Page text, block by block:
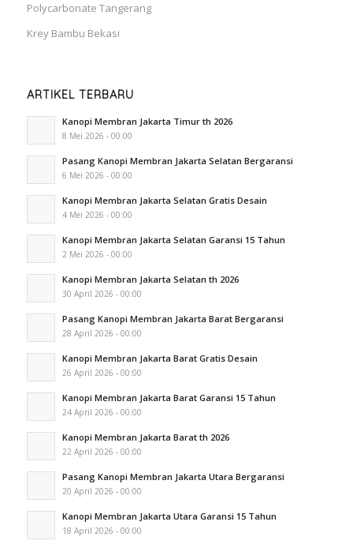
Polycarbonate Tangerang
Krey Bambu Bekasi
ARTIKEL TERBARU
Kanopi Membran Jakarta Timur th 2026
8 Mei 2026 - 00:00
Pasang Kanopi Membran Jakarta Selatan Bergaransi
6 Mei 2026 - 00:00
Kanopi Membran Jakarta Selatan Gratis Desain
4 Mei 2026 - 00:00
Kanopi Membran Jakarta Selatan Garansi 15 Tahun
2 Mei 2026 - 00:00
Kanopi Membran Jakarta Selatan th 2026
30 April 2026 - 00:00
Pasang Kanopi Membran Jakarta Barat Bergaransi
28 April 2026 - 00:00
Kanopi Membran Jakarta Barat Gratis Desain
26 April 2026 - 00:00
Kanopi Membran Jakarta Barat Garansi 15 Tahun
24 April 2026 - 00:00
Kanopi Membran Jakarta Barat th 2026
22 April 2026 - 00:00
Pasang Kanopi Membran Jakarta Utara Bergaransi
20 April 2026 - 00:00
Kanopi Membran Jakarta Utara Garansi 15 Tahun
18 April 2026 - 00:00